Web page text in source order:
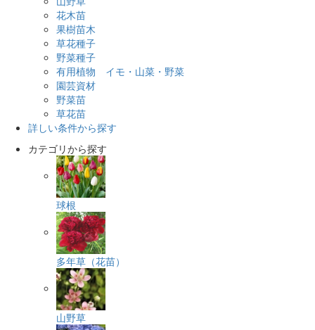
花木苗
果樹苗木
草花種子
野菜種子
有用植物 イモ・山菜・野菜
園芸資材
野菜苗
草花苗
詳しい条件から探す
カテゴリから探す
球根
多年草（花苗）
山野草